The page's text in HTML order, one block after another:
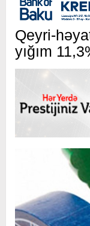
Qeyri-
yığım